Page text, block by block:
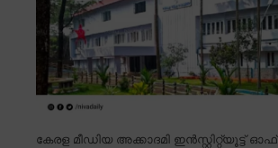
കേരള മീഡിയ അക്കാദമി ഇൻസ്റ്റിറ്റ്യൂട്ട് ഓഫ്